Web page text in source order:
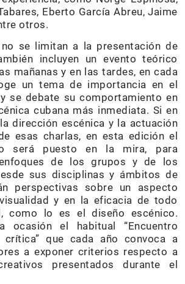
Eberto García Abreu, Jaime
otros.
se limitan a la presentación de
incluyen un evento teórico
mañanas y en las tardes, en cada
un tema de importancia en el
se debate su comportamiento en
cubana más inmediata. Si en
dirección escénica y la actuación
esas charlas, en esta edición el
será puesto en la mira, para
de los grupos y de los
sus disciplinas y ámbitos de
perspectivas sobre un aspecto
y en la eficacia de todo
como lo es el diseño escénico.
ocasión el habitual “Encuentro
que cada año convoca a
a exponer criterios respecto a
presentados durante el